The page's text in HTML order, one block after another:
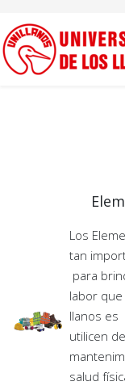
Los
tan
para
labor
llanos es
utilicen
salud